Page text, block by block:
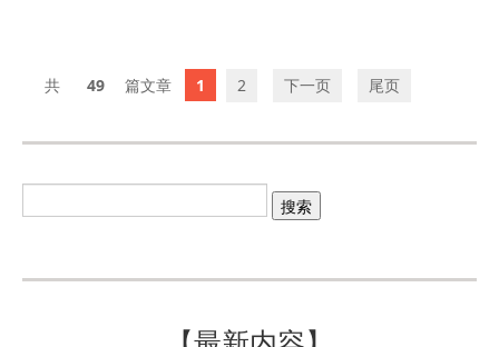
49 1 2 下一页 尾页